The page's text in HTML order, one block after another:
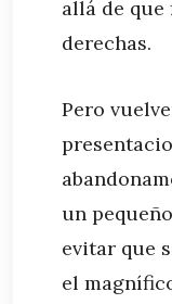
allá de
derechas.
Pero
un
evitar que
el